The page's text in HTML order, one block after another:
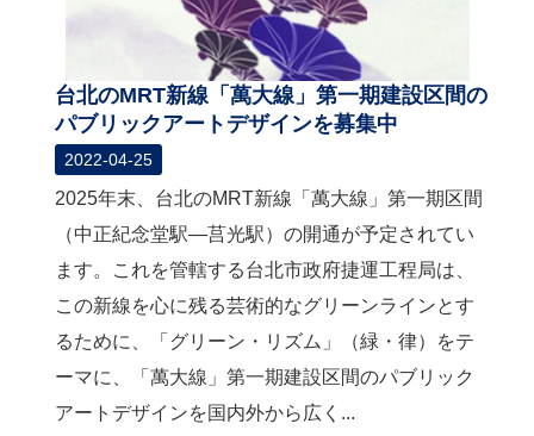
台北のMRT新線「萬大線」第一期建設区間の
パブリックアートデザインを募集中
2022-04-25
2025年末、台北のMRT新線「萬大線」第一期区間
（中正紀念堂駅―莒光駅）の開通が予定されてい
ます。これを管轄する台北市政府捷運工程局は、
この新線を心に残る芸術的なグリーンラインとす
るために、「グリーン・リズム」（緑・律）をテ
ーマに、「萬大線」第一期建設区間のパブリック
アートデザインを国内外から広く...